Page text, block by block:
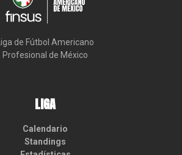
Liga de Fútbol Americano
Profesional de México
LIGA
Calendario
Standings